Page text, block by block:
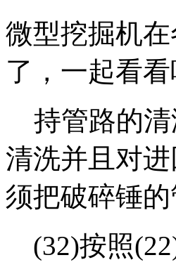
微型挖掘机
了，一起看看
持管路的清
清洗并且对
须把破碎锤
(32)按照